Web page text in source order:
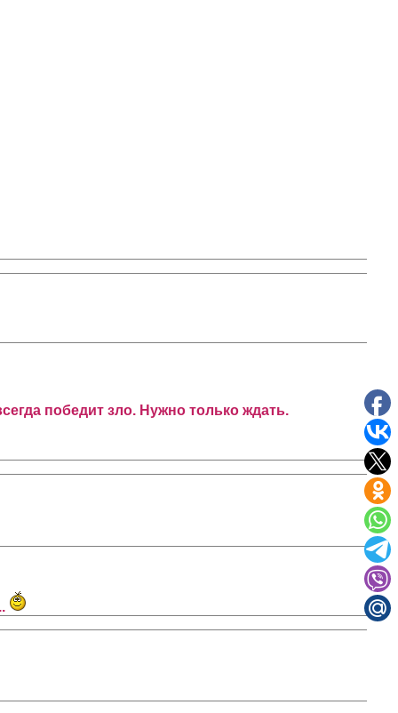
победит зло. Нужно только ждать.